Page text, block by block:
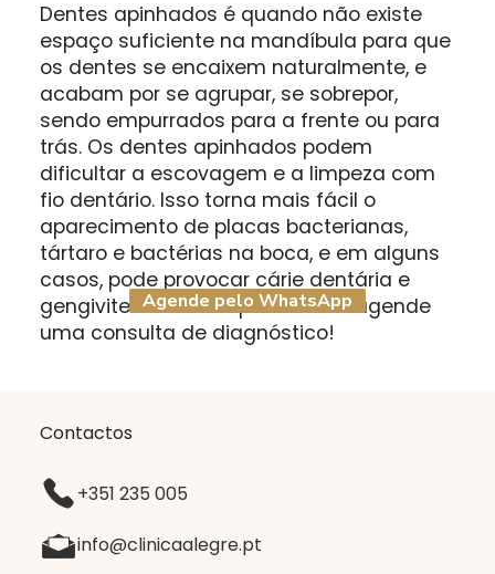
Dentes apinhados é quando não existe
espaço suficiente na mandíbula para que
os dentes se encaixem naturalmente, e
acabam por se agrupar, se sobrepor,
sendo empurrados para a frente ou para
trás. Os dentes apinhados podem
dificultar a escovagem e a limpeza com
fio dentário. Isso torna mais fácil o
aparecimento de placas bacterianas,
tártaro e bactérias na boca, e em alguns
casos, pode provocar cárie dentária e
gengivite. Evite este problema e agende
uma consulta de diagnóstico!
Agende pelo WhatsApp
Contactos
+351 235 005
info@clinicaalegre.pt